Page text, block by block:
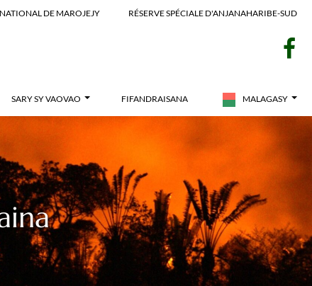
DE MAROJEJY RÉSERVE SPÉCIALE D'ANJANAHARIBE-SUD
SARY SY VAOVAO FIFANDRAISANA MALAGASY